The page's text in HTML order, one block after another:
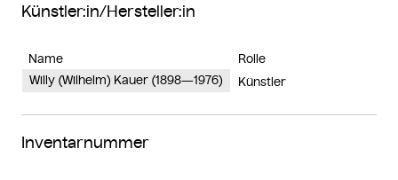
Künstler:in/Hersteller:in
Name
Rolle
Willy (Wilhelm) Kauer (1898—1976)
Künstler
Inventarnummer